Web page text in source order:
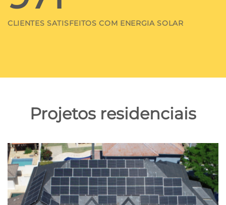
CLIENTES SATISFEITOS COM ENERGIA SOLAR
Projetos residenciais